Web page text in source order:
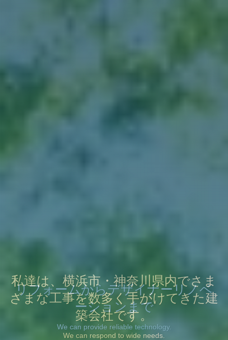
店舗内装やテナント工事まで
We’d like to share a dream of your house.
私達は、横浜市・神奈川県内でさま
ざまな工事を数多く手がけてきた建
築会社です。
We can respond to wide needs.
リフォームからデザイナーリノベ
ーションまで
We can provide reliable technology.